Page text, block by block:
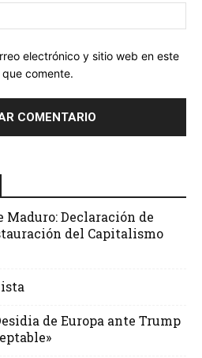
electrónico y sitio web en este
comente.
Maduro: Declaración de
del Capitalismo
de Europa ante Trump